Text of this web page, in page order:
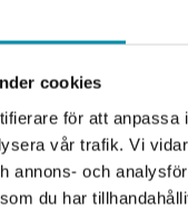
cookies
för att
vår trafik. Vi
annons- och
du har